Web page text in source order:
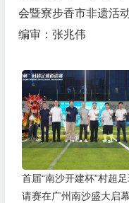
会暨寮步香市非遗活
编审：张兆伟
首届“南沙开建杯”村超
请赛在广州南沙盛大启幕